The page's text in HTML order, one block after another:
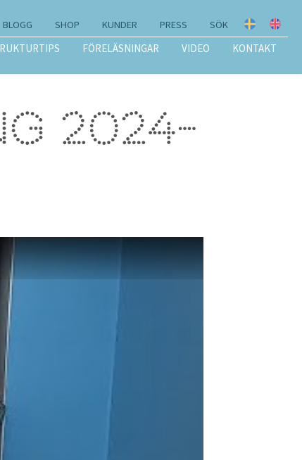
FÖRELÄSNINGAR VIDEO KONTAKT
BLOGG SHOP KUNDER PRESS SÖK
2024-